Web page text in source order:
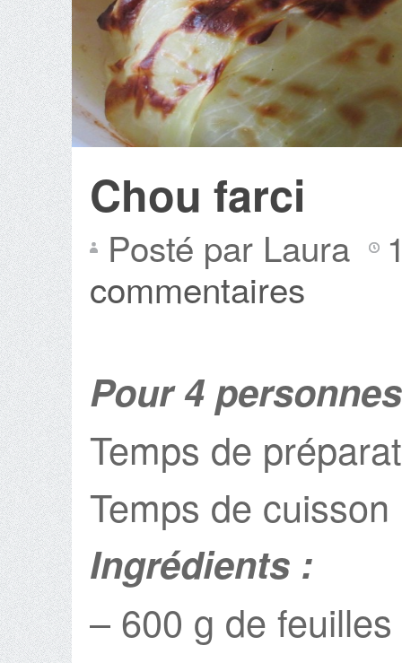
Chou farci
Posté par Laura
commentaires
Pour 4 personnes
Temps de
Temps de
Ingrédients :
– 600 g de